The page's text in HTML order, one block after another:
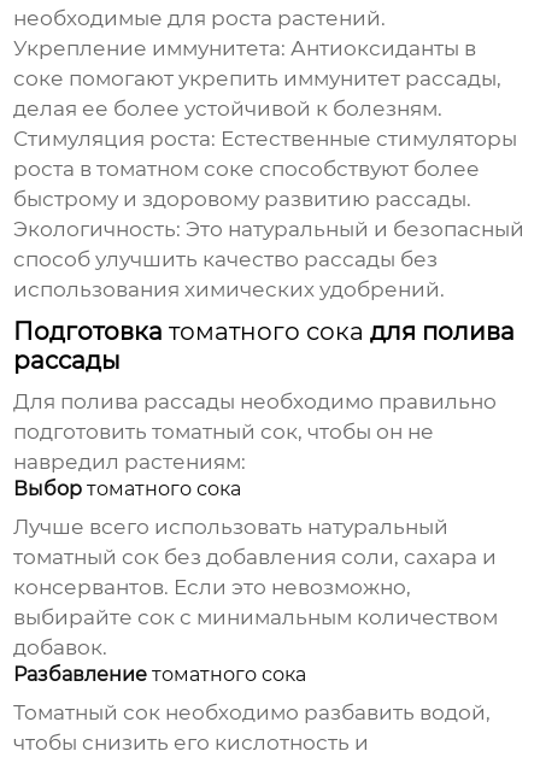
необходимые для роста растений.
Укрепление иммунитета: Антиоксиданты в
соке помогают укрепить иммунитет рассады,
делая ее более устойчивой к болезням.
Стимуляция роста: Естественные стимуляторы
роста втоматном соке способствуют более
быстрому и здоровому развитию рассады.
Экологичность: Это натуральный и безопасный
способ улучшить качество рассады без
использования химических удобрений.
Подготовкатоматного сока для полива
рассады
Для полива рассады необходимо правильно
подготовитьтоматный сок, чтобы он не
навредил растениям:
Выбортоматного сока
Лучше всего использовать натуральный
томатный сок без добавления соли, сахара и
консервантов. Если это невозможно,
выбирайте сок с минимальным количеством
добавок.
Разбавлениетоматного сока
Томатный сок необходимо разбавить водой,
чтобы снизить его кислотность и